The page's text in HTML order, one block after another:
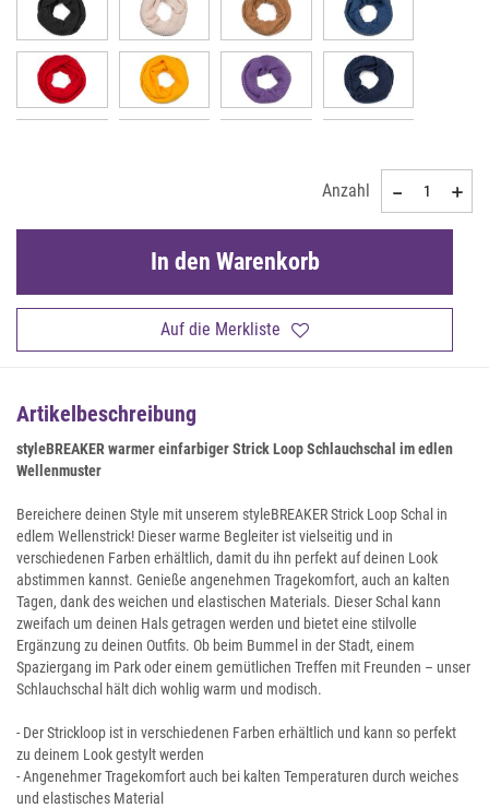
Anzahl
Auf die Merkliste
In den Warenkorb
Artikelbeschreibung
styleBREAKER warmer einfarbiger Strick Loop Schlauchschal im edlen
Wellenmuster
Bereichere deinen Style mit unserem styleBREAKER Strick Loop Schal in
edlem Wellenstrick! Dieser warme Begleiter ist vielseitig und in
verschiedenen Farben erhältlich, damit du ihn perfekt auf deinen Look
abstimmen kannst. Genieße angenehmen Tragekomfort, auch an kalten
Tagen, dank des weichen und elastischen Materials. Dieser Schal kann
zweifach um deinen Hals getragen werden und bietet eine stilvolle
Ergänzung zu deinen Outfits. Ob beim Bummel in der Stadt, einem
Spaziergang im Park oder einem gemütlichen Treffen mit Freunden – unser
Schlauchschal hält dich wohlig warm und modisch.
- Der Strickloop ist in verschiedenen Farben erhältlich und kann so perfekt
zu deinem Look gestylt werden
- Angenehmer Tragekomfort auch bei kalten Temperaturen durch weiches
und elastisches Material